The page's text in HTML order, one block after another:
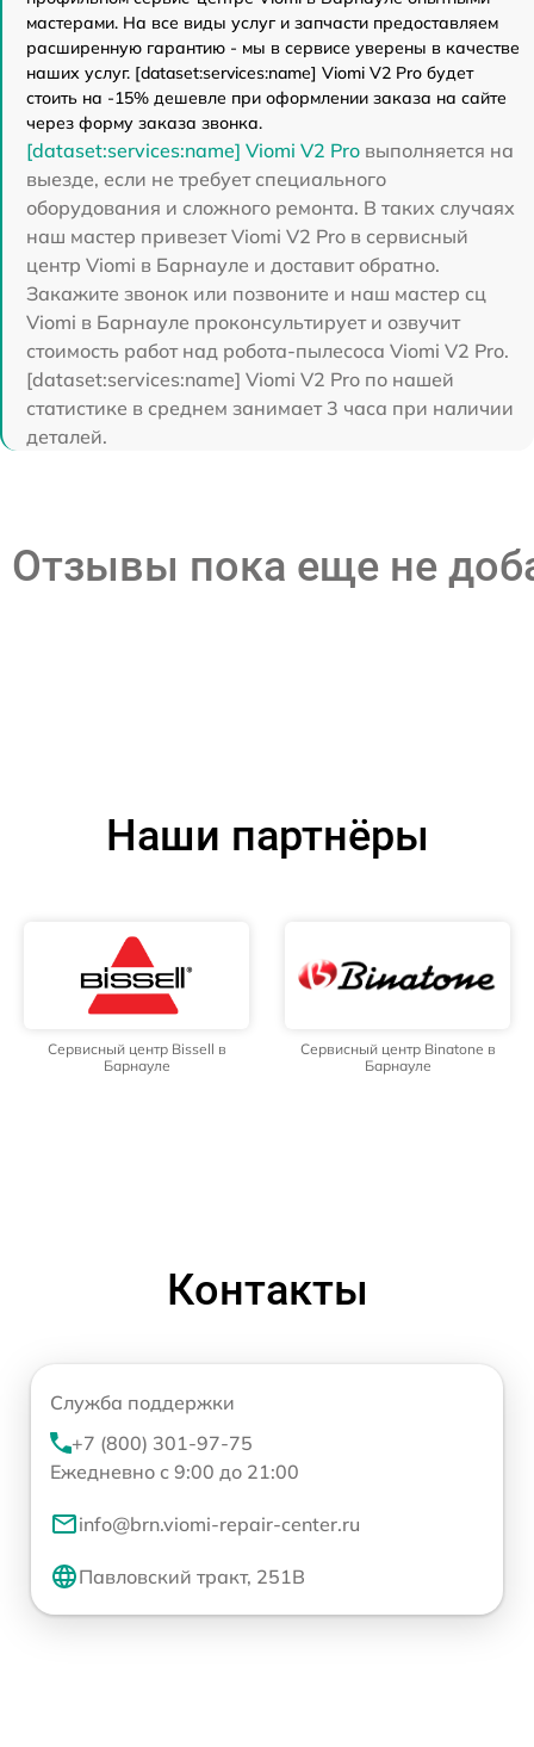
мастерами. На все виды услуг и запчасти предоставляем
расширенную гарантию - мы в сервисе уверены в качестве
наших услуг. [dataset:services:name] Viomi V2 Pro будет
стоить на -15% дешевле при оформлении заказа на сайте
через форму заказа звонка.
[dataset:services:name] Viomi V2 Pro выполняется на
выезде, если не требует специального
оборудования и сложного ремонта. В таких случаях
наш мастер привезет Viomi V2 Pro в сервисный
центр Viomi в Барнауле и доставит обратно.
Закажите звонок или позвоните и наш мастер сц
Viomi в Барнауле проконсультирует и озвучит
стоимость работ над робота-пылесоса Viomi V2 Pro.
[dataset:services:name] Viomi V2 Pro по нашей
статистике в среднем занимает 3 часа при наличии
деталей.
Отзывы пока еще не
Наши партнёры
Сервисный центр Bissell в
Барнауле
Сервисный центр Binatone в
Барнауле
Контакты
Служба поддержки
+7 (800) 301-97-75
Ежедневно с 9:00 до 21:00
info@brn.viomi-repair-center.ru
Павловский тракт, 251В